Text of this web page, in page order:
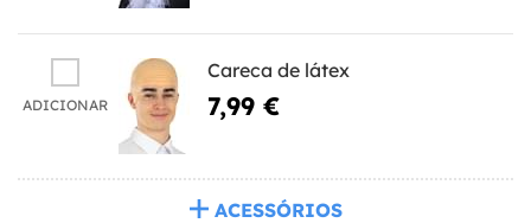
ADICIONAR
Careca de látex
7,99 €
ACESSÓRIOS